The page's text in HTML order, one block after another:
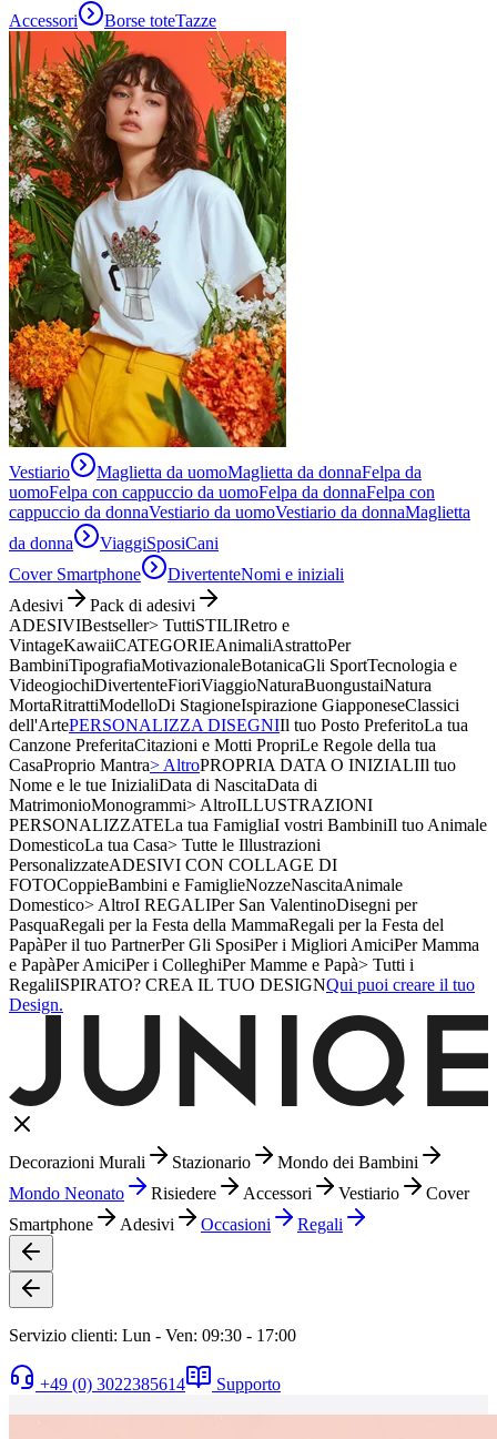
Accessori Borse toteTazze
Vestiario Maglietta da uomoMaglietta da donnaFelpa da
uomoFelpa con cappuccio da uomoFelpa da donnaFelpa con
cappuccio da donnaVestiario da uomoVestiario da donnaMaglietta
da donna
ViaggiSposiCani
Cover Smartphone
DivertenteNomi e iniziali
Adesivi
Pack di adesivi
ADESIVIBestseller> TuttiSTILIRetro e
VintageKawaiiCATEGORIEAnimaliAstrattoPer
BambiniTipografiaMotivazionaleBotanicaGli SportTecnologia e
VideogiochiDivertenteFioriViaggioNaturaBuongustaiNatura
MortaRitrattiModelloDi StagioneIspirazione GiapponeseClassici
dell'ArtePERSONALIZZA DISEGNIIl tuo Posto PreferitoLa tua
Canzone PreferitaCitazioni e Motti PropriLe Regole della tua
CasaProprio Mantra> AltroPROPRIA DATA O INIZIALIIl tuo
Nome e le tue InizialiData di NascitaData di
MatrimonioMonogrammi> AltroILLUSTRAZIONI
PERSONALIZZATELa tua FamigliaI vostri BambiniIl tuo Animale
DomesticoLa tua Casa> Tutte le Illustrazioni
PersonalizzateADESIVI CON COLLAGE DI
FOTOCoppieBambini e FamiglieNozzeNascitaAnimale
Domestico> AltroI REGALIPer San ValentinoDisegni per
PasquaRegali per la Festa della MammaRegali per la Festa del
PapàPer il tuo PartnerPer Gli SposiPer i Migliori AmiciPer Mamma
e PapàPer AmiciPer i ColleghiPer Mamme e Papà> Tutti i
RegaliISPIRATO? CREA IL TUO DESIGNQui puoi creare il tuo
Design.
Decorazioni Murali Stazionario
Mondo dei Bambini
Mondo Neonato
Risiedere Accessori Vestiario
Cover
Smartphone
Adesivi Occasioni Regali
Servizio clienti: Lun - Ven: 09:30 - 17:00
+49 (0) 3022385614 Supporto